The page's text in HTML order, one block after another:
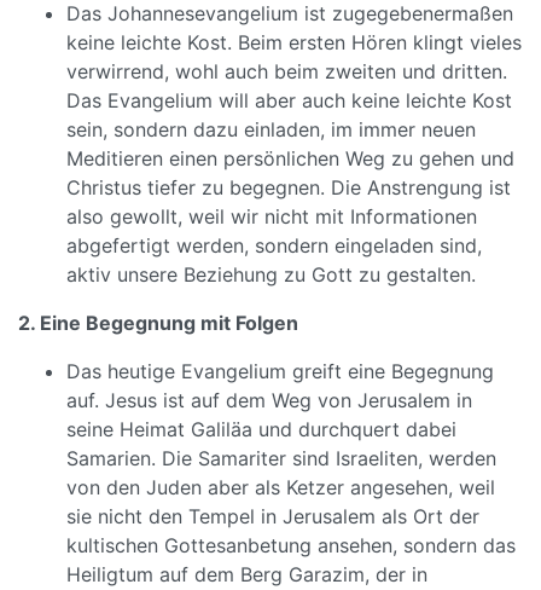
Das Johannesevangelium ist zugegebenermaßen
keine leichte Kost. Beim ersten Hören klingt vieles
verwirrend, wohl auch beim zweiten und dritten.
Das Evangelium will aber auch keine leichte Kost
sein, sondern dazu einladen, im immer neuen
Meditieren einen persönlichen Weg zu gehen und
Christus tiefer zu begegnen. Die Anstrengung ist
also gewollt, weil wir nicht mit Informationen
abgefertigt werden, sondern eingeladen sind,
aktiv unsere Beziehung zu Gott zu gestalten.
2. Eine Begegnung mit Folgen
Das heutige Evangelium greift eine Begegnung
auf. Jesus ist auf dem Weg von Jerusalem in
seine Heimat Galiläa und durchquert dabei
Samarien. Die Samariter sind Israeliten, werden
von den Juden aber als Ketzer angesehen, weil
sie nicht den Tempel in Jerusalem als Ort der
kultischen Gottesanbetung ansehen, sondern das
Heiligtum auf dem Berg Garazim, der in